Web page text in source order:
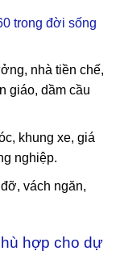
trong đời sống
nhà tiền chế,
giáo, dầm cầu
khung xe, giá
nghiệp.
vách ngăn,
hợp cho dự